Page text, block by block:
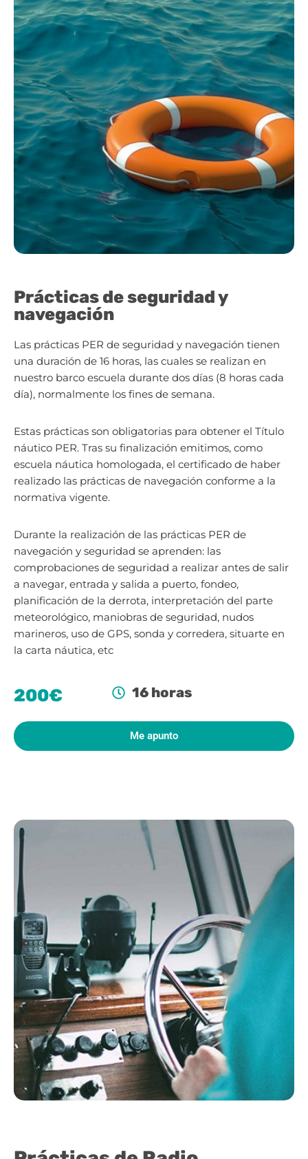
Prácticas de seguridad y
navegación
Las prácticas PER de seguridad y navegación tienen
una duración de 16 horas, las cuales se realizan en
nuestro barco escuela durante dos días (8 horas cada
día), normalmente los fines de semana.
Estas prácticas son obligatorias para obtener el Título
náutico PER. Tras su finalización emitimos, como
escuela náutica homologada, el certificado de haber
realizado las prácticas de navegación conforme a la
normativa vigente.
Durante la realización de las prácticas PER de
navegación y seguridad se aprenden: las
comprobaciones de seguridad a realizar antes de salir
a navegar, entrada y salida a puerto, fondeo,
planificación de la derrota, interpretación del parte
meteorológico, maniobras de seguridad, nudos
marineros, uso de GPS, sonda y corredera, situarte en
la carta náutica, etc
16 horas
200€
Me apunto